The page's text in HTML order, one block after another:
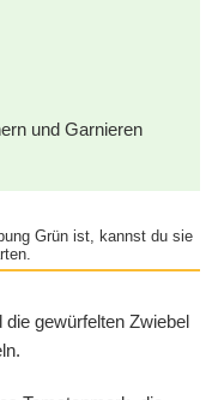
und Garnieren
Grün ist, kannst du sie
gewürfelten Zwiebel